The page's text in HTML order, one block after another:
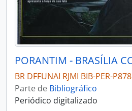
BR DFFUNAI RJMI BIB-PER-P878
Parte de Bibliográfico
Periódico digitalizado